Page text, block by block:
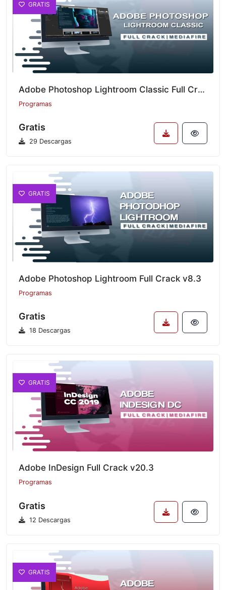
GRATIS
Adobe Photoshop Lightroom Classic Full Crack v14.3.0
Programas
Gratis
29 Descargas
GRATIS
Adobe Photoshop Lightroom Full Crack v8.3
Programas
Gratis
18 Descargas
GRATIS
Adobe InDesign Full Crack v20.3
Programas
Gratis
12 Descargas
GRATIS